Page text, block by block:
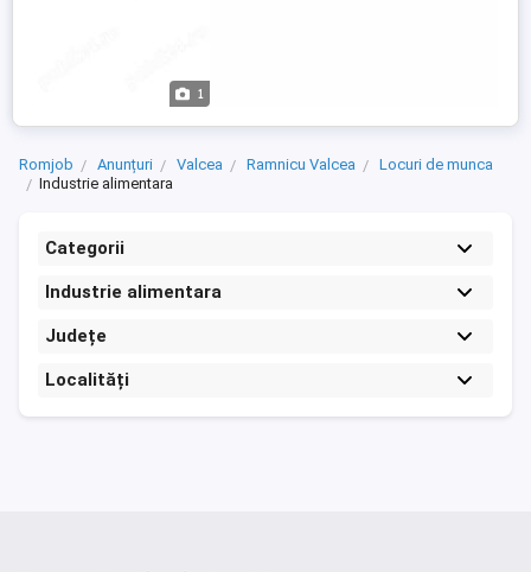
1
Romjob Anunțuri Valcea Ramnicu Valcea
Locuri de munca
Industrie alimentara
Categorii
Industrie alimentara
Județe
Localități